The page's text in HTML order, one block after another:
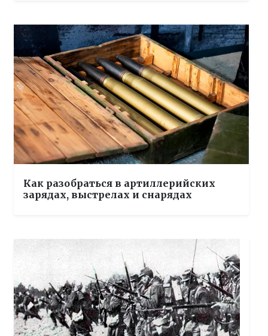
Как разобраться в артиллерийских
зарядах, выстрелах и снарядах